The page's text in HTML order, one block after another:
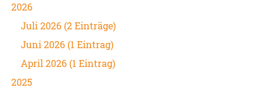
2026
Juli 2026 (2 Einträge)
Juni 2026 (1 Eintrag)
April 2026 (1 Eintrag)
2025